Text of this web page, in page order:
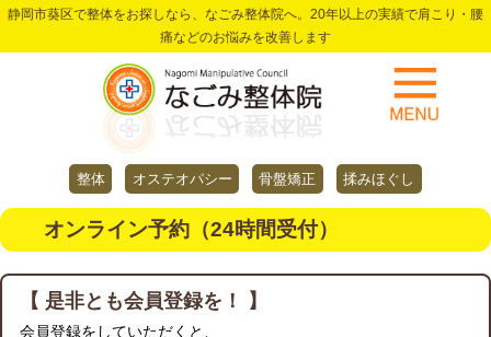
静岡市葵区で整体をお探しなら、なごみ整体院へ。20年以上の実績で肩こり・腰
痛などのお悩みを改善します
整体 オステオパシー 骨盤矯正 揉みほぐし
オンライン予約（24時間受付）
【 是非とも会員登録を！ 】
会員登録をしていただくと、